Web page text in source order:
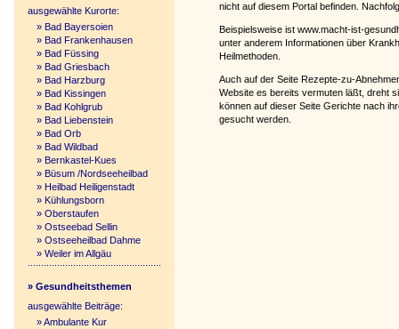
ausgewählte Kurorte:
» Bad Bayersoien
» Bad Frankenhausen
» Bad Füssing
» Bad Griesbach
» Bad Harzburg
» Bad Kissingen
» Bad Kohlgrub
» Bad Liebenstein
» Bad Orb
» Bad Wildbad
» Bernkastel-Kues
» Büsum /Nordseeheilbad
» Heilbad Heiligenstadt
» Kühlungsborn
» Oberstaufen
» Ostseebad Sellin
» Ostseeheilbad Dahme
» Weiler im Allgäu
» Gesundheitsthemen
ausgewählte Beiträge:
»Ambulante Kur
nicht auf diesem Portal befinden.
Beispielsweise ist www.macht-ist-
unter anderem Informationen über
Heilmethoden.
Auch auf der Seite Rezepte-zu-
Website es bereits vermuten läßt, dreht
können auf dieser Seite Gerichte nach
gesucht werden.